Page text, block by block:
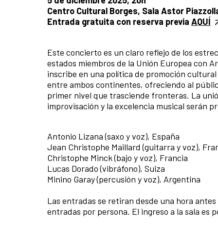
Centro Cultural Borges, Sala Astor
Entrada gratuita con reserva previa AQUÍ
Este concierto es un claro reflejo de los
estados miembros de la Unión Europea con
inscribe en una política de promoción
entre ambos continentes, ofreciendo al
primer nivel que trasciende fronteras. La
improvisación y la excelencia musical serán
Antonio Lizana (saxo y voz), España
Jean Christophe Maillard (guitarra y voz),
Christophe Minck (bajo y voz), Francia
Lucas Dorado (vibráfono), Suiza
Minino Garay (percusión y voz), Argentina
Las entradas se retiran desde una hora
entradas por persona. El ingreso a la sala es